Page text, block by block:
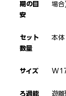
期の目
安
場合
セット
数量
本体
サイズ
ろ過能
遊